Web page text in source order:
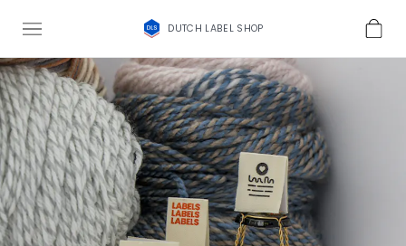
DUTCH LABEL SHOP